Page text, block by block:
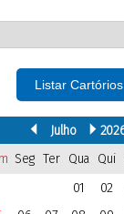
Listar Cartórios